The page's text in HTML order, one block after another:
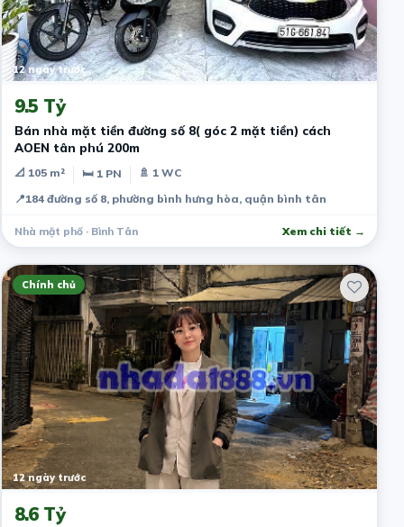
12 ngày trước
9.5 Tỷ
Bán nhà mặt tiền đường số 8( góc 2 mặt tiền) cách
AOEN tân phú 200m
📐 105 m² 🛏 1 PN
🚿 1 WC
📍184 đường số 8, phường bình hưng hòa, quận bình tân
Nhà mặt phố · Bình Tân Xem chi tiết →
Chính chủ
12 ngày trước
8.6 Tỷ